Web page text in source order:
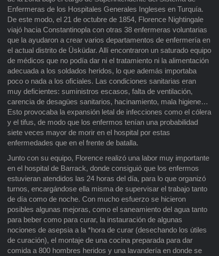
Enfermeras de los Hospitales Generales Ingleses en Turquía.
De este modo, el 21 de octubre de 1854, Florence Nightingale
viajó hacia Constantinopla con otras 38 enfermeras voluntarias
que la ayudaron a crear varios departamentos de enfermería en
el actual distrito de Üsküdar. Allí encontraron un saturado equipo
de médicos que no podía dar ni el tratamiento ni la alimentación
adecuada a los soldados heridos, lo que además importaba
poco o nada a los oficiales. Las condiciones sanitarias eran
muy deficientes: suministros escasos, falta de ventilación,
carencia de desagües sanitarios, hacinamiento, mala higiene…
Esto provocaba la expansión letal de infecciones como el cólera
y el tifus, de modo que los enfermos tenían una probabilidad
siete veces mayor de morir en el hospital por estas
enfermedades que en el frente de batalla.
Junto con su equipo, Florence realizó una labor muy importante
en el hospital de Barrack, donde consiguió que los enfermos
estuvieran atendidos las 24 horas del día, para lo que organizó
turnos, encargándose ella misma de supervisar el trabajo tanto
de día como de noche. Con mucho esfuerzo se hicieron
posibles algunas mejoras, como el saneamiento del agua tanto
para beber como para curar, la instauración de algunas
nociones de asepsia a la *hora de curar (desechando los útiles
de curación), el montaje de una cocina preparada para dar
comida a 800 hombres heridos y una lavandería en donde se